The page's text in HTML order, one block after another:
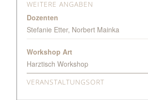
WEITERE ANGABEN
Dozenten
Stefanie Etter, Norbert Mainka
Workshop Art
Harztisch Workshop
VERANSTALTUNGSORT